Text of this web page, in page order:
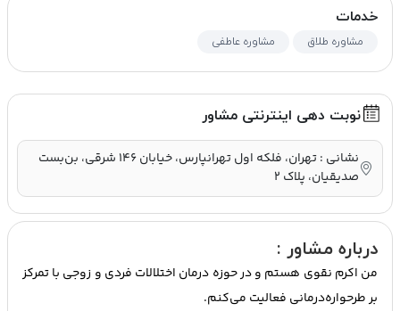
خدمات
مشاوره طلاق مشاوره عاطفی
نوبت دهی اینترنتی مشاور
نشانی : تهران، فلکه اول تهرانپارس، خیابان ۱۴۶ شرقی، بن‌بست
صدیقیان، پلاک ۲
درباره مشاور :
من اکرم نقوی هستم و در حوزه درمان اختلالات فردی و زوجی با تمرکز
بر طرحواره‌درمانی فعالیت می‌کنم.